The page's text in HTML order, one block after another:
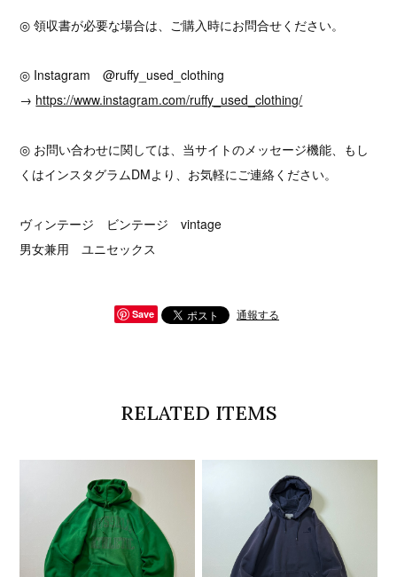
◎ 領収書が必要な場合は、ご購入時にお問合せください。
◎ Instagram @ruffy_used_clothing
→ https://www.instagram.com/ruffy_used_clothing/
◎ お問い合わせに関しては、当サイトのメッセージ機能、もし
くはインスタグラムDMより、お気軽にご連絡ください。
ヴィンテージ ビンテージ vintage
男女兼用 ユニセックス
Save 通報する
RELATED ITEMS